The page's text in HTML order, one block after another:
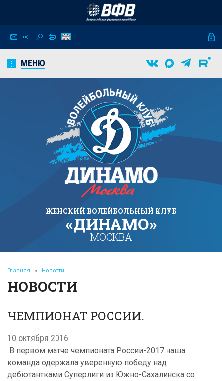
МЕНЮ
ЖЕНСКИЙ ВОЛЕЙБОЛЬНЫЙ КЛУБ
«ДИНАМО»
МОСКВА
Главная » Новости
НОВОСТИ
ЧЕМПИОНАТ РОССИИ.
10 октября 2016
В первом матче чемпионата России-2017 наша
команда одержала уверенную победу над
дебютантками Суперлиги из Южно-Сахалинска со